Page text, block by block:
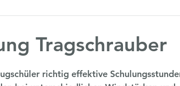
Tragschrauber
richtig effektive